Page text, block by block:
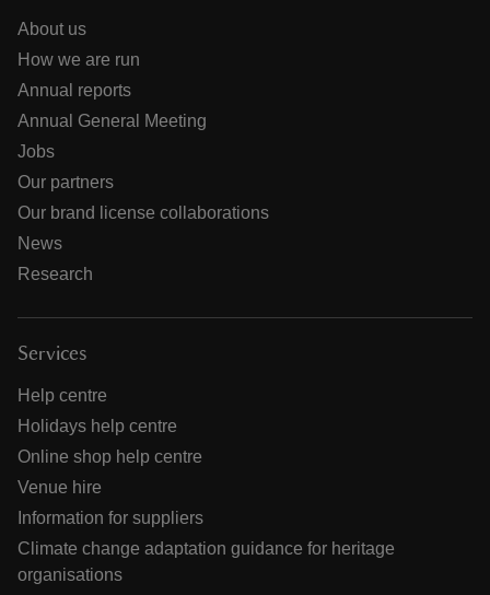
About us
How we are run
Annual reports
Annual General Meeting
Jobs
Our partners
Our brand license collaborations
News
Research
Services
Help centre
Holidays help centre
Online shop help centre
Venue hire
Information for suppliers
Climate change adaptation guidance for heritage
organisations